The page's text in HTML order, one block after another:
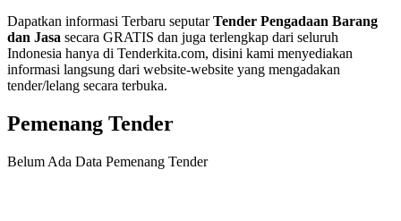
Dapatkan informasi Terbaru seputarTender Pengadaan Barang
dan Jasa secara GRATIS dan juga terlengkap dari seluruh
Indonesia hanya di Tenderkita.com, disini kami menyediakan
informasi langsung dari website-website yang mengadakan
tender/lelang secara terbuka.
Pemenang Tender
Belum Ada Data Pemenang Tender